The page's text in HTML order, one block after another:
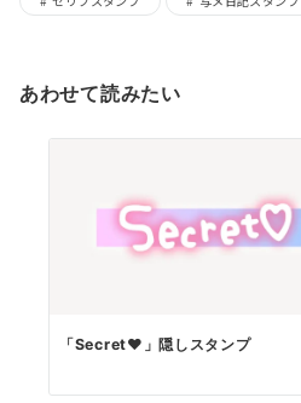
あわせて読みたい
「Secret♥」隠しスタンプ